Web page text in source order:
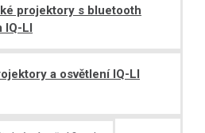
projektory s bluetooth
IQ-LI
a osvětlení IQ-LI